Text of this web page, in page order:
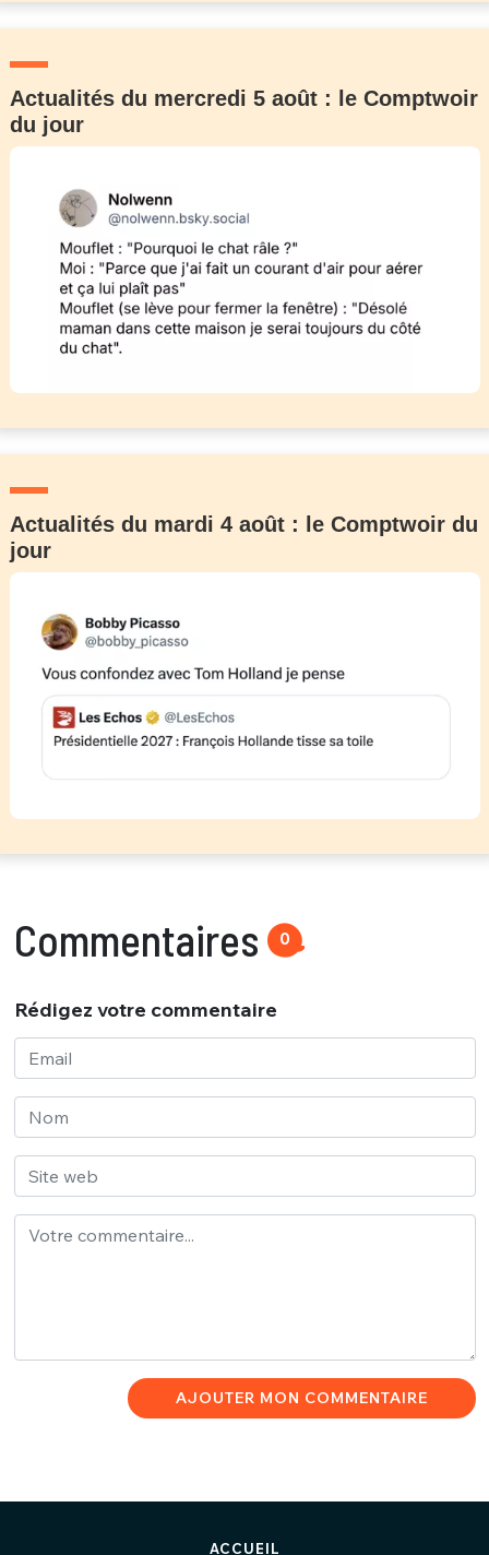
Actualités du mercredi 5 août : le Comptwoir
du jour
Actualités du mardi 4 août : le Comptwoir du
jour
Commentaires 0
Rédigez votre commentaire
AJOUTER MON COMMENTAIRE
ACCUEIL